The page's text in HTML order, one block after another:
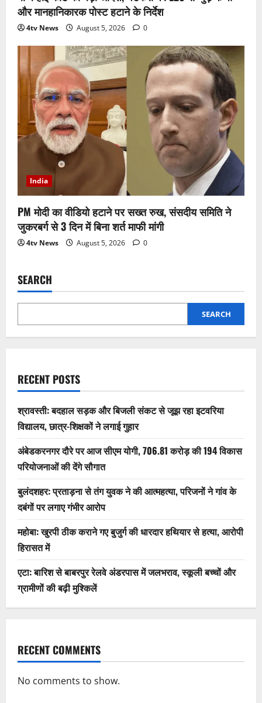
और मानहानिकारक पोस्ट हटाने के निर्देश
4tv News August 5, 2026 0
India
PM मोदी का वीडियो हटाने पर सख्त रुख, संसदीय समिति ने
जुकरबर्ग से 3 दिन में बिना शर्त माफी मांगी
4tv News August 5, 2026 0
SEARCH
SEARCH
RECENT POSTS
श्रावस्ती: बदहाल सड़क और बिजली संकट से जूझ रहा इटवरिया
विद्यालय, छात्र-शिक्षकों ने लगाई गुहार
अंबेडकरनगर दौरे पर आज सीएम योगी, 706.81 करोड़ की 194 विकास
परियोजनाओं की देंगे सौगात
बुलंदशहर: प्रताड़ना से तंग युवक ने की आत्महत्या, परिजनों ने गांव के
दबंगों पर लगाए गंभीर आरोप
महोबा: खुरपी ठीक कराने गए बुजुर्ग की धारदार हथियार से हत्या, आरोपी
हिरासत में
एटा: बारिश से बाबरपुर रेलवे अंडरपास में जलभराव, स्कूली बच्चों और
ग्रामीणों की बढ़ी मुश्किलें
RECENT COMMENTS
No comments to show.